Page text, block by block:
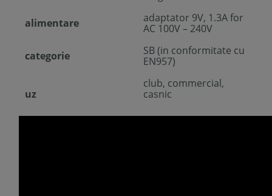
alimentare
adaptator 9V, 1.3A for
AC 100V – 240V
categorie
SB (in conformitate cu
EN957)
uz
club, commercial,
casnic